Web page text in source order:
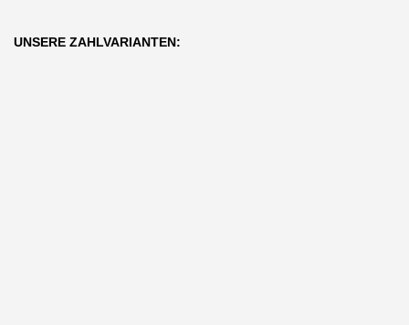
UNSERE ZAHLVARIANTEN: